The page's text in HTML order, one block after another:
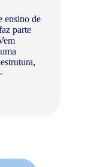
ensino de
parte